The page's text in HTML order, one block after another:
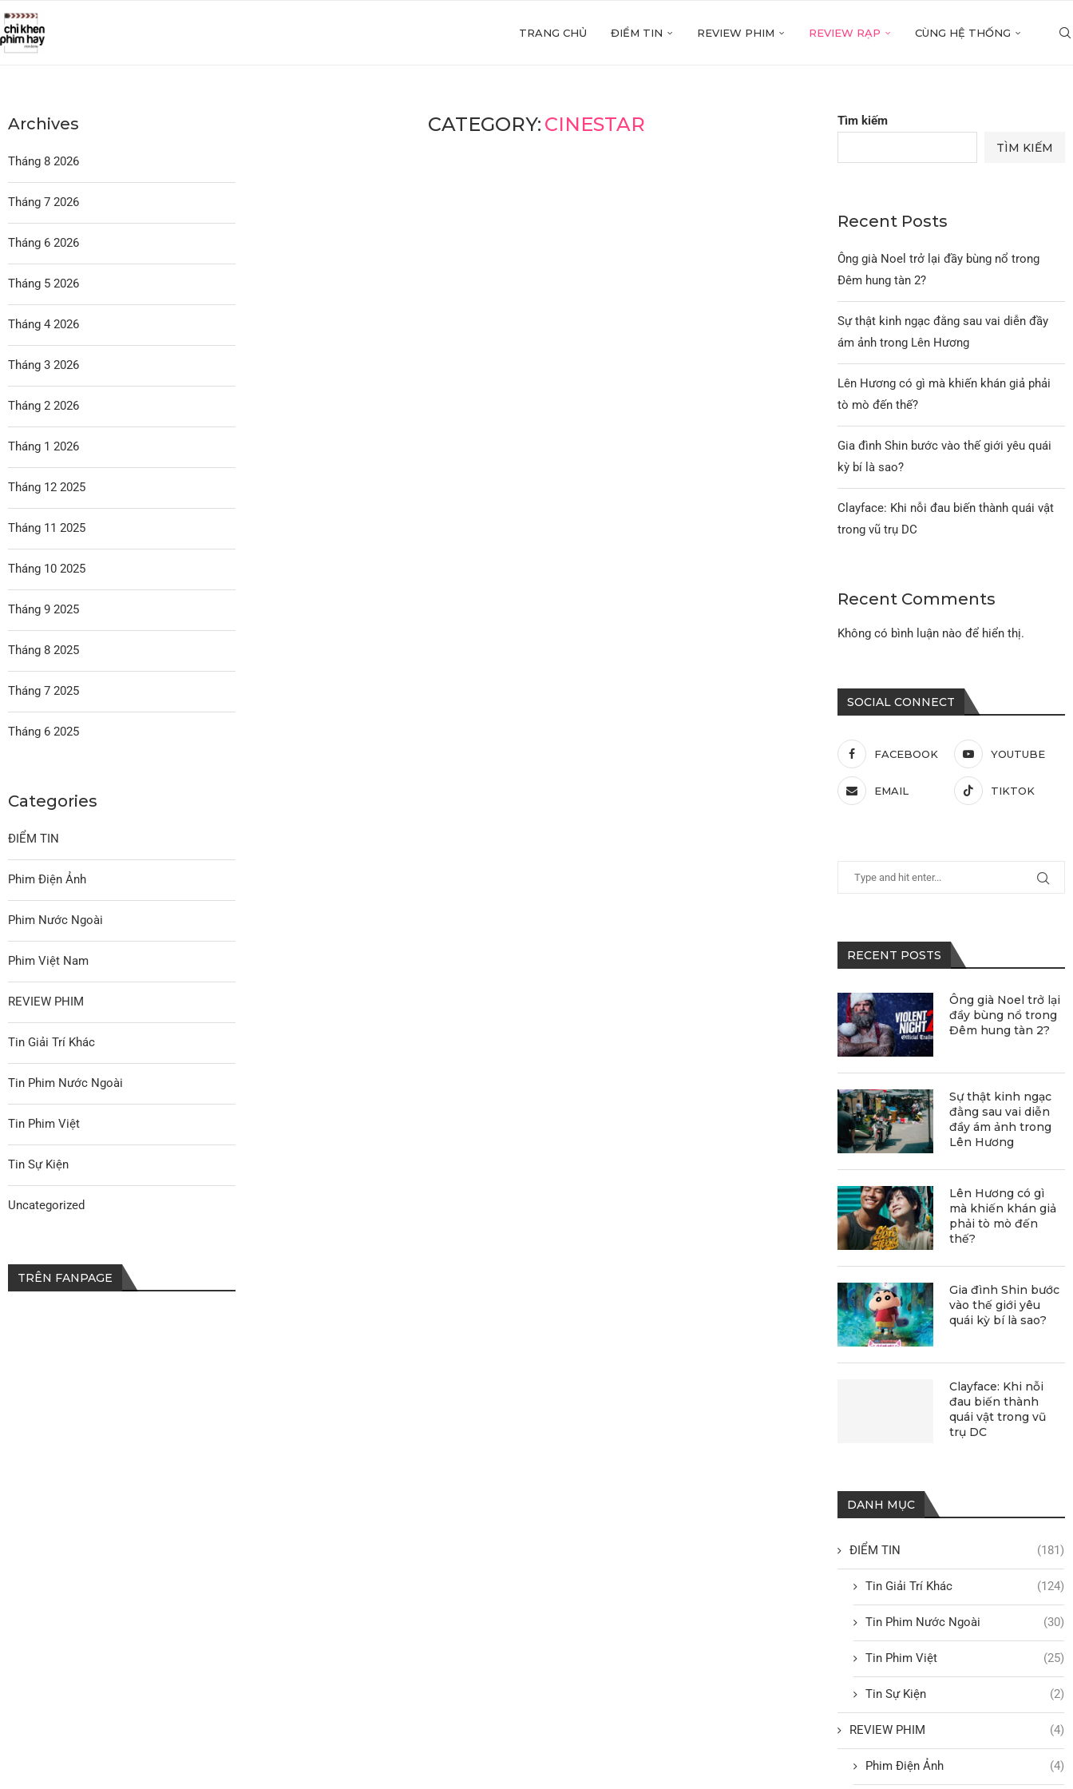
TRANG CHỦ ĐIỂM TIN REVIEW PHIM REVIEW RẠP CÙNG HỆ THỐNG
CATEGORY: CINESTAR
Tìm kiếm
TÌM KIẾM
Recent Posts
Ông già Noel trở lại đầy bùng nổ trong
Đêm hung tàn 2?
Sự thật kinh ngạc đằng sau vai diễn đầy
ám ảnh trong Lên Hương
Lên Hương có gì mà khiến khán giả phải
tò mò đến thế?
Gia đình Shin bước vào thế giới yêu quái
kỳ bí là sao?
Clayface: Khi nỗi đau biến thành quái vật
trong vũ trụ DC
Recent Comments
Không có bình luận nào để hiển thị.
SOCIAL CONNECT
FACEBOOK YOUTUBE
EMAIL TIKTOK
RECENT POSTS
Ông già Noel trở lại
đầy bùng nổ trong
Đêm hung tàn 2?
Sự thật kinh ngạc
đằng sau vai diễn
đầy ám ảnh trong
Lên Hương
Lên Hương có gì
mà khiến khán giả
phải tò mò đến
thế?
Gia đình Shin bước
vào thế giới yêu
quái kỳ bí là sao?
Clayface: Khi nỗi
đau biến thành
quái vật trong vũ
trụ DC
DANH MỤC
ĐIỂM TIN (181)
Tin Giải Trí Khác (124)
Tin Phim Nước Ngoài (30)
Tin Phim Việt (25)
Tin Sự Kiện (2)
REVIEW PHIM (4)
Phim Điện Ảnh (4)
Archives
Tháng 8 2026
Tháng 7 2026
Tháng 6 2026
Tháng 5 2026
Tháng 4 2026
Tháng 3 2026
Tháng 2 2026
Tháng 1 2026
Tháng 12 2025
Tháng 11 2025
Tháng 10 2025
Tháng 9 2025
Tháng 8 2025
Tháng 7 2025
Tháng 6 2025
Categories
ĐIỂM TIN
Phim Điện Ảnh
Phim Nước Ngoài
Phim Việt Nam
REVIEW PHIM
Tin Giải Trí Khác
Tin Phim Nước Ngoài
Tin Phim Việt
Tin Sự Kiện
Uncategorized
TRÊN FANPAGE